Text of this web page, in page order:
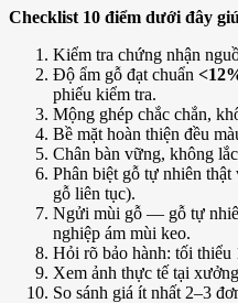
Checklist 10 điểm dưới đây
Kiểm tra chứng nhận
Độ ẩm gỗ đạt chuẩn
phiếu kiểm tra.
Mộng ghép chắc chắn,
Bề mặt hoàn thiện đều
Chân bàn vững, không
Phân biệt gỗ tự nhiên thật
gỗ liên tục).
Ngửi mùi gỗ — gỗ tự
nghiệp ám mùi keo.
Hỏi rõ bảo hành: tối thiểu
Xem ảnh thực tế tại
So sánh giá ít nhất 2–3